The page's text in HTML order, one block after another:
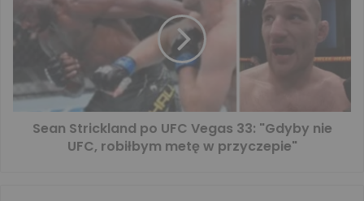
Sean Strickland po UFC Vegas 33: "Gdyby nie
UFC, robiłbym metę w przyczepie"